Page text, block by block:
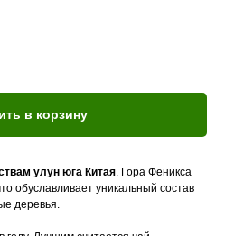
в корзину
улун юга Китая. Гора Феникса
обуславливает уникальный состав
деревья.